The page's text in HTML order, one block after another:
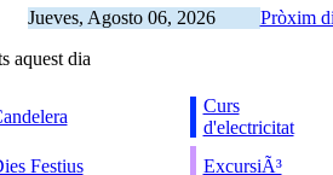
Jueves, Agosto 06, 2026
Pròxim
aquest dia
Curs
d'electricitat
Festius ExcursiÃ³